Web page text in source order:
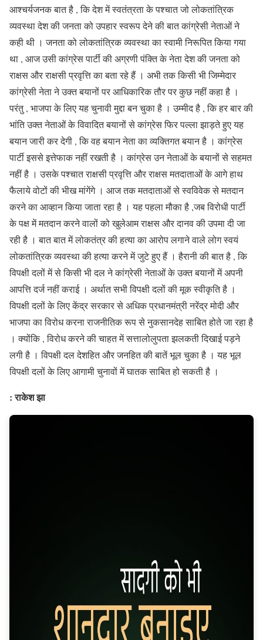
आश्चर्यजनक बात है , कि देश में स्वतंत्रता के पश्चात जो लोकतांत्रिक
व्यवस्था देश की जनता को उपहार स्वरूप देने की बात कांग्रेसी नेताओं ने
कही थी । जनता को लोकतांत्रिक व्यवस्था का स्वामी निरूपित किया गया
था , आज उसी कांग्रेस पार्टी की अग्रणी पंक्ति के नेता देश की जनता को
राक्षस और राक्षसी प्रवृत्ति का बता रहे हैं । अभी तक किसी भी जिम्मेदार
कांग्रेसी नेता ने उक्त बयानों पर आधिकारिक तौर पर कुछ नहीं कहा है ।
परंतु , भाजपा के लिए यह चुनावी मुद्दा बन चुका है । उम्मीद है , कि हर बार की
भांति उक्त नेताओं के विवादित बयानों से कांग्रेस फिर पल्ला झाड़ते हुए यह
बयान जारी कर देगी , कि वह बयान नेता का व्यक्तिगत बयान है । कांग्रेस
पार्टी इससे इत्तेफाक नहीं रखती है । कांग्रेस उन नेताओं के बयानों से सहमत
नहीं है । उसके पश्चात राक्षसी प्रवृत्ति और राक्षस मतदाताओं के आगे हाथ
फैलाये वोटों की भीख मांगेंगे । आज तक मतदाताओं से स्वविवेक से मतदान
करने का आव्हान किया जाता रहा है । यह पहला मौका है ,जब विरोधी पार्टी
के पक्ष में मतदान करने वालों को खुलेआम राक्षस और दानव की उपमा दी जा
रही है । बात बात में लोकतंत्र की हत्या का आरोप लगाने वाले लोग स्वयं
लोकतांत्रिक व्यवस्था की हत्या करने में जुटे हुए हैं । हैरानी की बात है , कि
विपक्षी दलों में से किसी भी दल ने कांग्रेसी नेताओं के उक्त बयानों में अपनी
आपत्ति दर्ज नहीं कराई । अर्थात सभी विपक्षी दलों की मूक स्वीकृति है ।
विपक्षी दलों के लिए केंद्र सरकार से अधिक प्रधानमंत्री नरेंद्र मोदी और
भाजपा का विरोध करना राजनीतिक रूप से नुकसानदेह साबित होते जा रहा है
। क्योंकि , विरोध करने की चाहत में सत्तालोलुपता झलकती दिखाई पड़ने
लगी है । विपक्षी दल देशहित और जनहित की बातें भूल चुका है । यह भूल
विपक्षी दलों के लिए आगामी चुनावों में घातक साबित हो सकती है ।
: राकेश झा